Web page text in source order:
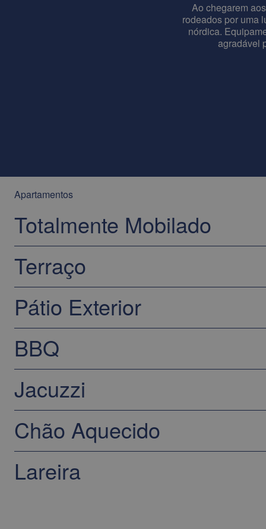
Ao chegarem
rodeados por uma
nórdica.
agradável
Apartamentos
Totalmente Mobilado
Terraço
Pátio Exterior
BBQ
Jacuzzi
Chão Aquecido
Lareira